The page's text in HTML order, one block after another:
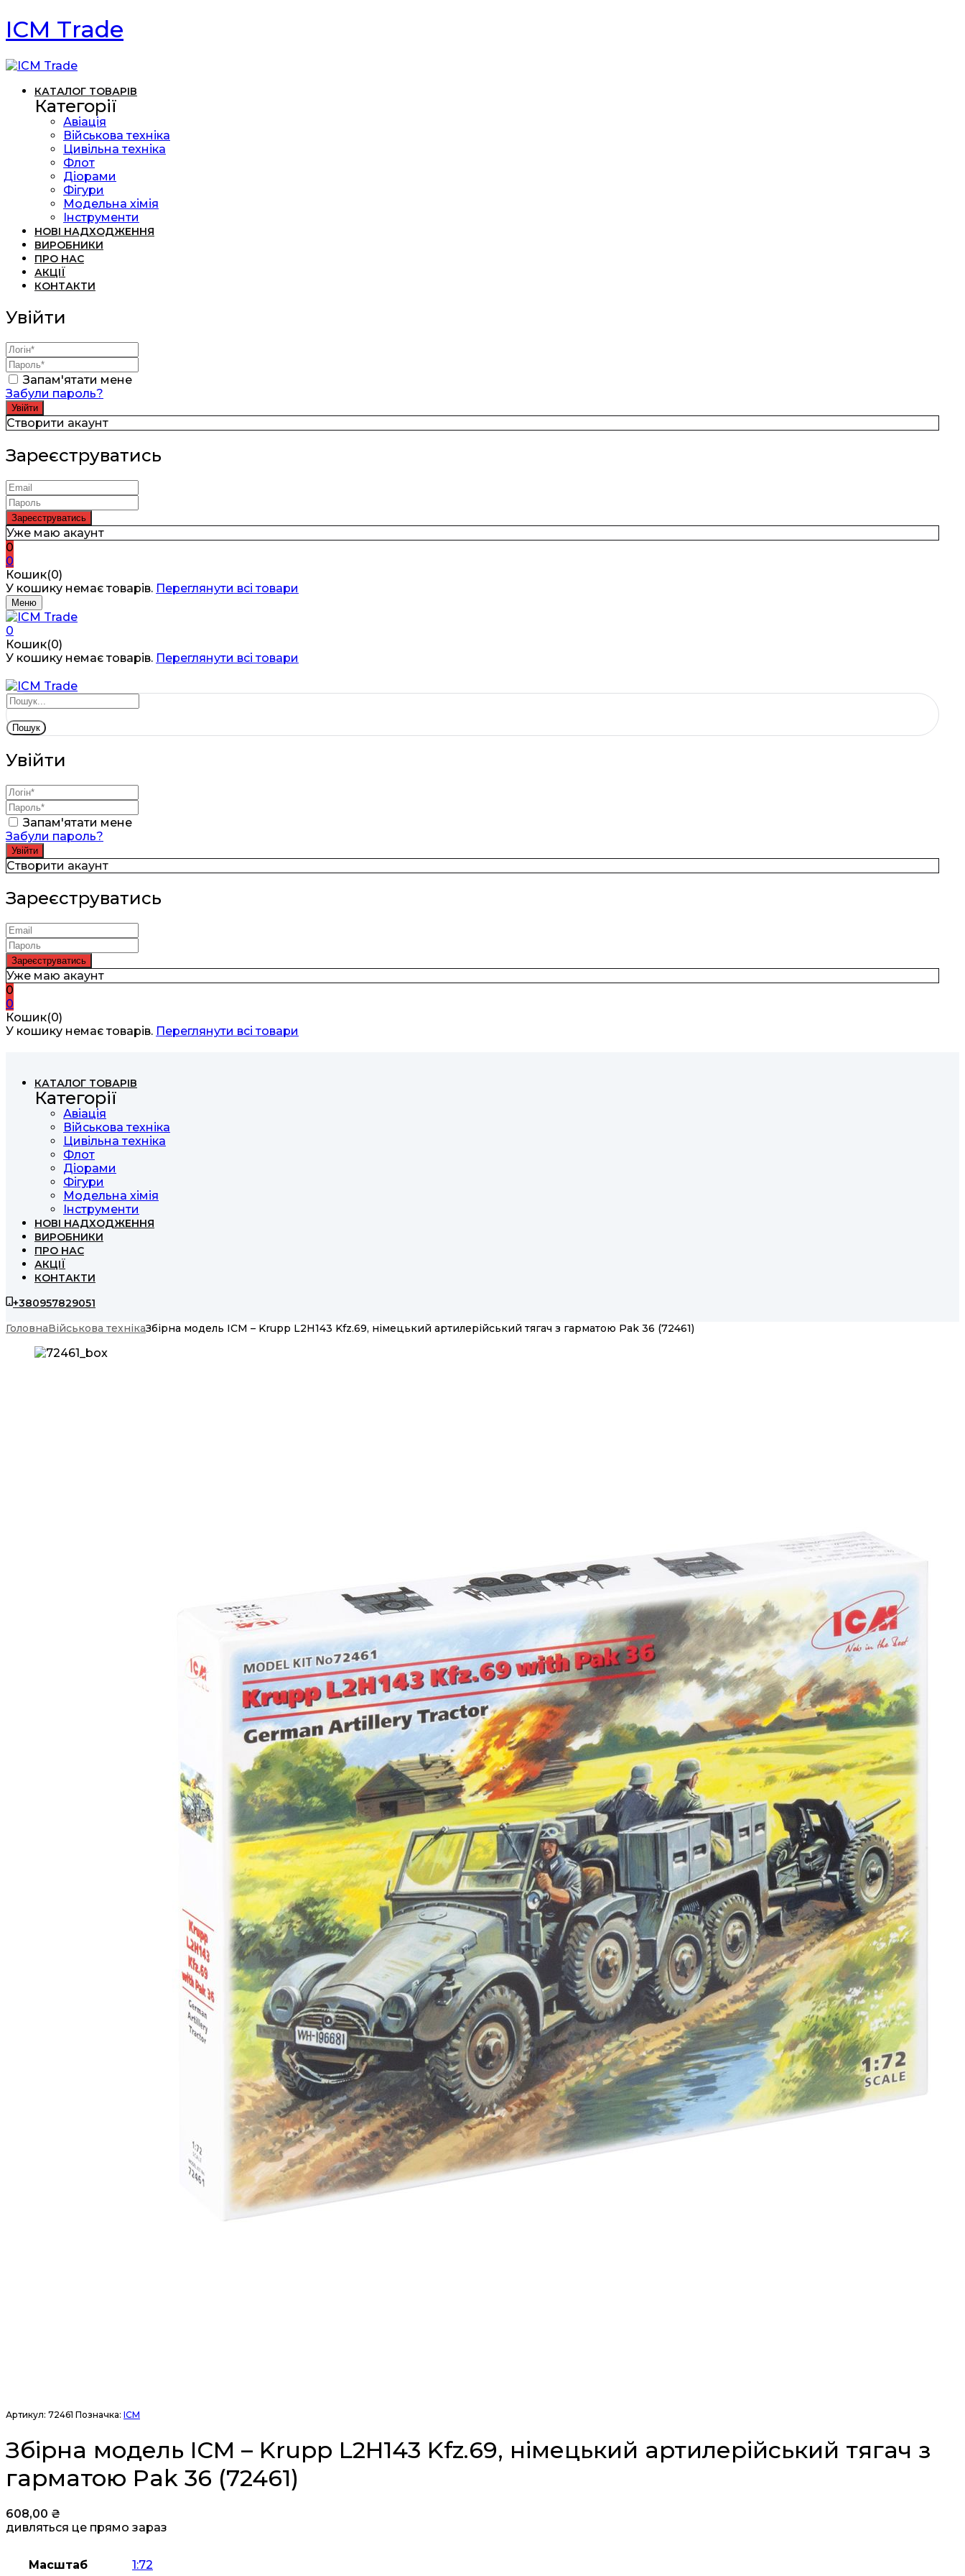
ICM Trade
КАТАЛОГ ТОВАРІВ
Категорії
Авіація
Військова техніка
Цивільна техніка
Флот
Діорами
Фігури
Модельна хімія
Інструменти
НОВІ НАДХОДЖЕННЯ
ВИРОБНИКИ
ПРО НАС
АКЦІЇ
КОНТАКТИ
Увійти
Запам'ятати мене
Забули пароль?
Створити акаунт
Зареєструватись
Уже маю акаунт
0
0
Кошик(0)
У кошику немає товарів. Переглянути всі товари
Меню
0
Кошик(0)
У кошику немає товарів. Переглянути всі товари
Пошук
Увійти
Запам'ятати мене
Забули пароль?
Створити акаунт
Зареєструватись
Уже маю акаунт
0
0
Кошик(0)
У кошику немає товарів. Переглянути всі товари
КАТАЛОГ ТОВАРІВ
Категорії
Авіація
Військова техніка
Цивільна техніка
Флот
Діорами
Фігури
Модельна хімія
Інструменти
НОВІ НАДХОДЖЕННЯ
ВИРОБНИКИ
ПРО НАС
АКЦІЇ
КОНТАКТИ
+380957829051
ГоловнаВійськова технікаЗбірна модель ICM – Krupp L2H143 Kfz.69, німецький артилерійський тягач з гарматою Pak 36 (72461)
Артикул: 72461 Позначка: ICM
Збірна модель ICM – Krupp L2H143 Kfz.69, німецький артилерійський тягач з
гарматою Pak 36 (72461)
608,00 ₴
дивляться це прямо зараз
Масштаб 1:72